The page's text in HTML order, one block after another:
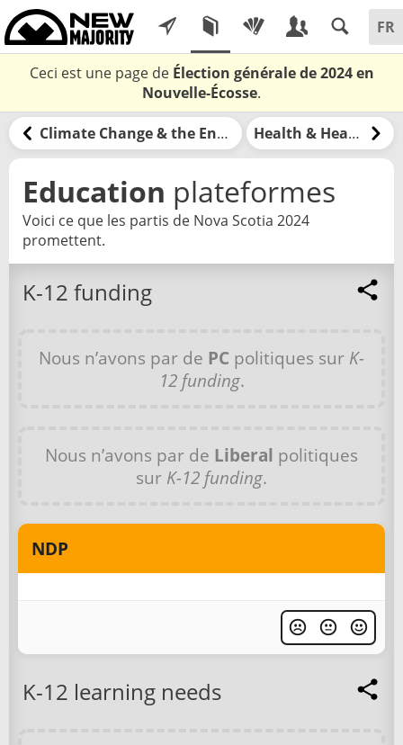
Ceci est une page de Élection générale de 2024 en
Nouvelle-Écosse.
Climate Change & the Environment Health & Healthcare
Education plateformes
Voici ce que les partis de Nova Scotia 2024
promettent.
K-12 funding
Nous n’avons par de PC politiques sur K-
12 funding.
Nous n’avons par de Liberal politiques
sur K-12 funding.
NDP
K-12 learning needs